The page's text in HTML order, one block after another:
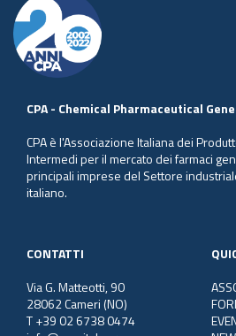
CPA - Chemical Pharmaceutical
CPA è l'Associazione Italiana dei
Intermedi per il mercato dei farmaci
principali imprese del Settore
italiano.
CONTATTI
Via G. Matteotti, 90
28062 Cameri (NO)
T +39 02 6738 0474